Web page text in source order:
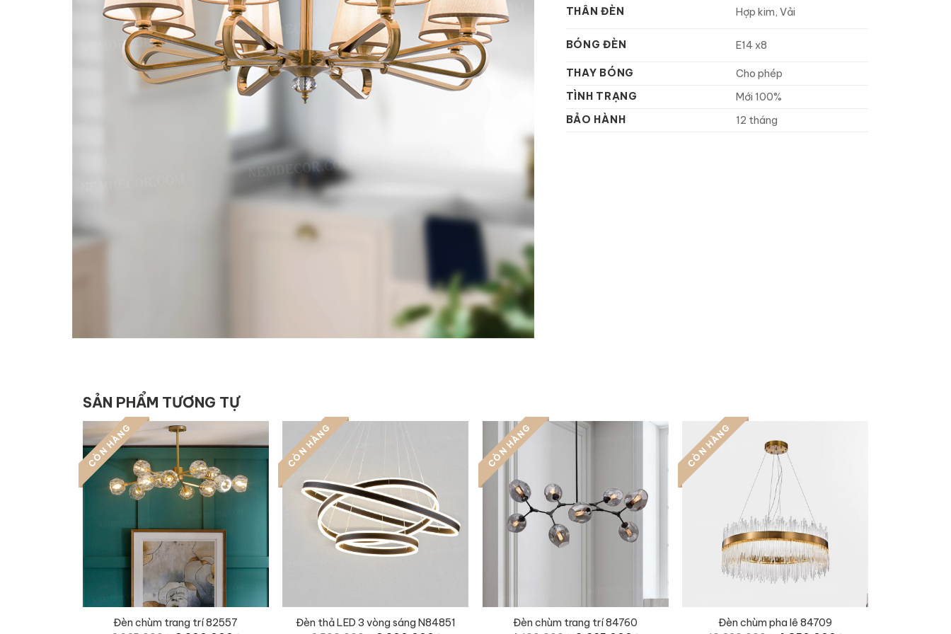
THÂN ĐÈN Hợp kim, Vải
BÓNG ĐÈN E14 x8
THAY BÓNG
Cho phép
TÌNH TRẠNG
Mới 100%
BẢO HÀNH
12 tháng
SẢN PHẨM TƯƠNG TỰ
CÒN HÀNG
Đèn chùm trang trí 82557
CÒN HÀNG
Đèn thả LED 3 vòng sáng N84851
CÒN HÀNG
Đèn chùm trang trí 84760
CÒN HÀNG
Đèn chùm pha lê 84709